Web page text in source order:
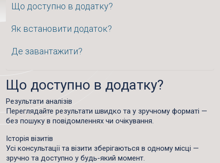
Що доступно в додатку?
Як встановити додаток?
Де завантажити?
Що доступно в додатку?
Результати аналізів
Переглядайте результати швидко та у зручному форматі —
без пошуку в повідомленнях чи очікування.
Історія візитів
Усі консультації та візити зберігаються в одному місці —
зручно та доступно у будь-який момент.